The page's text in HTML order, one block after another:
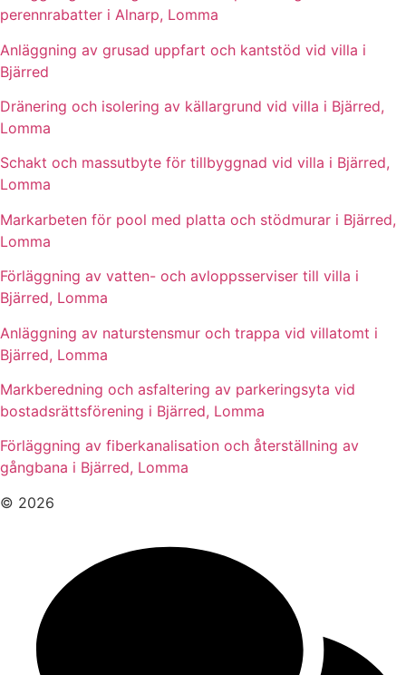
perennrabatter i Alnarp, Lomma
Anläggning av grusad uppfart och kantstöd vid villa i
Bjärred
Dränering och isolering av källargrund vid villa i Bjärred,
Lomma
Schakt och massutbyte för tillbyggnad vid villa i Bjärred,
Lomma
Markarbeten för pool med platta och stödmurar i Bjärred,
Lomma
Förläggning av vatten- och avloppsserviser till villa i
Bjärred, Lomma
Anläggning av naturstensmur och trappa vid villatomt i
Bjärred, Lomma
Markberedning och asfaltering av parkeringsyta vid
bostadsrättsförening i Bjärred, Lomma
Förläggning av fiberkanalisation och återställning av
gångbana i Bjärred, Lomma
© 2026